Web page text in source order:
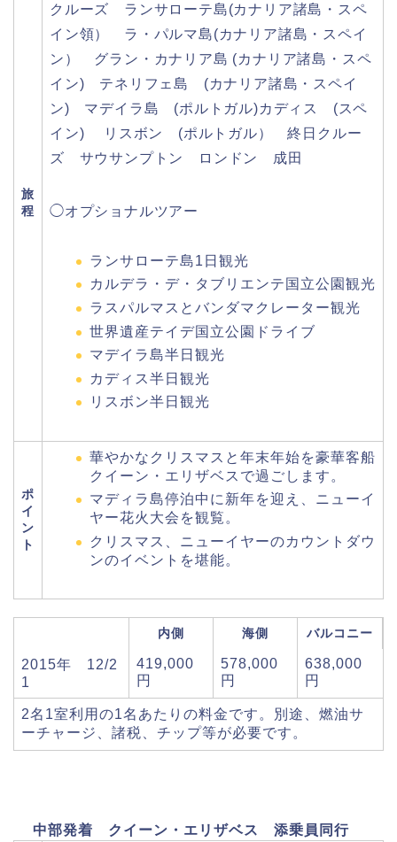
旅
程
クルーズ ランサローテ島(カナリア諸島・スペ
イン領） ラ・パルマ島(カナリア諸島・スペイ
ン） グラン・カナリア島 (カナリア諸島・スペ
イン) テネリフェ島 (カナリア諸島・スペイ
ン) マデイラ島 (ポルトガル)カディス (スペ
イン) リスボン (ポルトガル） 終日クルー
ズ サウサンプトン ロンドン 成田
◯オプショナルツアー
ランサローテ島1日観光
カルデラ・デ・タブリエンテ国立公園観光
ラスパルマスとバンダマクレーター観光
世界遺産テイデ国立公園ドライブ
マデイラ島半日観光
カディス半日観光
リスボン半日観光
ポ
イ
ン
ト
華やかなクリスマスと年末年始を豪華客船
クイーン・エリザベスで過ごします。
マディラ島停泊中に新年を迎え、ニューイ
ヤー花火大会を観覧。
クリスマス、ニューイヤーのカウントダウ
ンのイベントを堪能。
内側 海側 バルコニー
2015年 12/2
1
419,000
円
578,000
円
638,000
円
2名1室利用の1名あたりの料金です。別途、燃油サ
ーチャージ、諸税、チップ等が必要です。
中部発着 クイーン・エリザベス 添乗員同行